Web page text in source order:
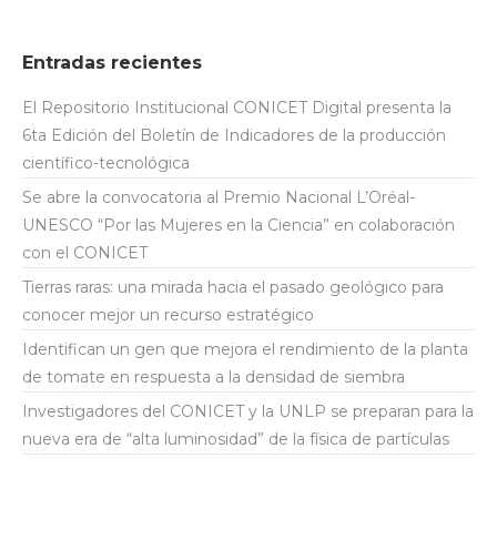
Entradas recientes
El Repositorio Institucional CONICET Digital presenta la
6ta Edición del Boletín de Indicadores de la producción
científico-tecnológica
Se abre la convocatoria al Premio Nacional L’Oréal-
UNESCO “Por las Mujeres en la Ciencia” en colaboración
con el CONICET
Tierras raras: una mirada hacia el pasado geológico para
conocer mejor un recurso estratégico
Identifican un gen que mejora el rendimiento de la planta
de tomate en respuesta a la densidad de siembra
Investigadores del CONICET y la UNLP se preparan para la
nueva era de “alta luminosidad” de la física de partículas